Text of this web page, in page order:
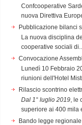
Confcooperative
nuova Direttiva
Pubblicazione bilanci
La nuova disciplina
cooperative sociali
Convocazione
Lunedì 10 Febbraio
riunioni dell'Hotel
Rilascio scontrino
Dal 1° luglio 2019, le
superiore ai 400 mila
Bando legge